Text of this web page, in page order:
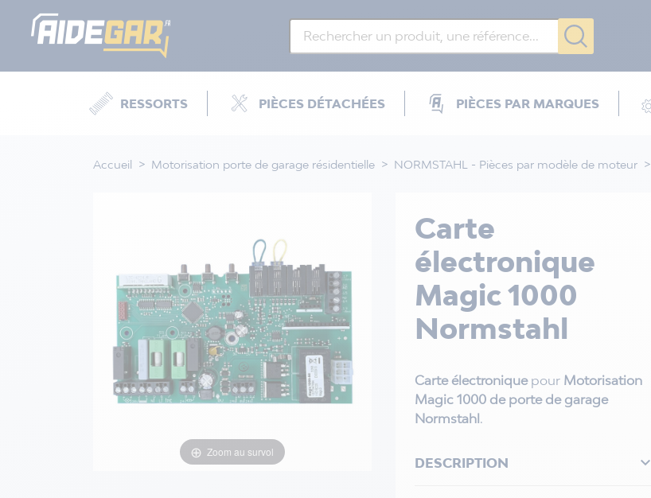
RESSORTS PIÈCES DÉTACHÉES PIÈCES PAR MARQUES
Accueil Motorisation porte de garage résidentielle NORMSTAHL - Pièces par modèle de moteur
Zoom au survol
Carte
électronique
Magic 1000
Normstahl
Carte électroniquepourMotorisation
Magic 1000 de porte de garage
Normstahl.
DESCRIPTION 